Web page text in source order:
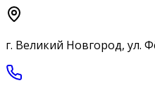
г. Великий Новгород, ул.